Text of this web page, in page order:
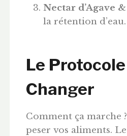
Nectar d’Agave
la rétention d’eau.
Le
Changer
Comment ça marche
peser vos aliments.